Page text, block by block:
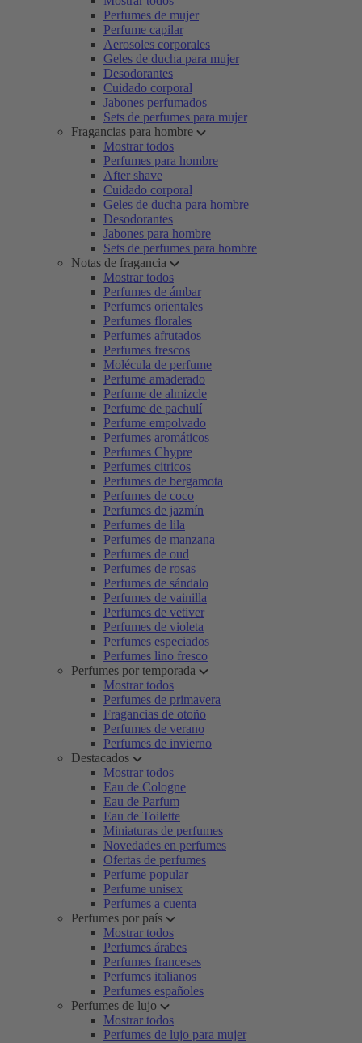
Perfumes de mujer
Perfume capilar
Aerosoles corporales
Geles de ducha para mujer
Desodorantes
Cuidado corporal
Jabones perfumados
Sets de perfumes para mujer
Fragancias para hombre
Mostrar todos
Perfumes para hombre
After shave
Cuidado corporal
Geles de ducha para hombre
Desodorantes
Jabones para hombre
Sets de perfumes para hombre
Notas de fragancia
Mostrar todos
Perfumes de ámbar
Perfumes orientales
Perfumes florales
Perfumes afrutados
Perfumes frescos
Molécula de perfume
Perfume amaderado
Perfume de almizcle
Perfume de pachulí
Perfume empolvado
Perfumes aromáticos
Perfumes Chypre
Perfumes citricos
Perfumes de bergamota
Perfumes de coco
Perfumes de jazmín
Perfumes de lila
Perfumes de manzana
Perfumes de oud
Perfumes de rosas
Perfumes de sándalo
Perfumes de vainilla
Perfumes de vetiver
Perfumes de violeta
Perfumes especiados
Perfumes lino fresco
Perfumes por temporada
Mostrar todos
Perfumes de primavera
Fragancias de otoño
Perfumes de verano
Perfumes de invierno
Destacados
Mostrar todos
Eau de Cologne
Eau de Parfum
Eau de Toilette
Miniaturas de perfumes
Novedades en perfumes
Ofertas de perfumes
Perfume popular
Perfume unisex
Perfumes a cuenta
Perfumes por país
Mostrar todos
Perfumes árabes
Perfumes franceses
Perfumes italianos
Perfumes españoles
Perfumes de lujo
Mostrar todos
Perfumes de lujo para mujer